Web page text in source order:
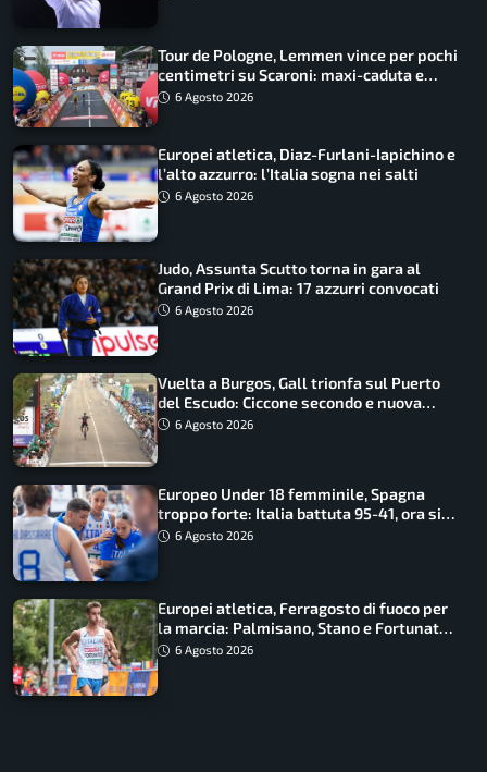
Tour de Pologne, Lemmen vince per pochi
centimetri su Scaroni: maxi-caduta e
tappa accorciata
6 Agosto 2026
Europei atletica, Diaz-Furlani-Iapichino e
l’alto azzurro: l’Italia sogna nei salti
6 Agosto 2026
Judo, Assunta Scutto torna in gara al
Grand Prix di Lima: 17 azzurri convocati
6 Agosto 2026
Vuelta a Burgos, Gall trionfa sul Puerto
del Escudo: Ciccone secondo e nuova
maglia di leader
6 Agosto 2026
Europeo Under 18 femminile, Spagna
troppo forte: Italia battuta 95-41, ora si
gioca il Mondiale
6 Agosto 2026
Europei atletica, Ferragosto di fuoco per
la marcia: Palmisano, Stano e Fortunato
guidano l’Italia
6 Agosto 2026